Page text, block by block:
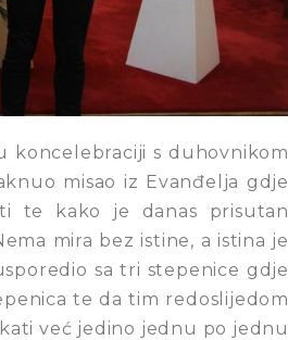
koncelebraciji s duhovnikom
misao iz Evanđelja gdje
te kako je danas prisutan
mira bez istine, a istina je
sa tri stepenice gdje
te da tim redoslijedom
već jedino jednu po jednu